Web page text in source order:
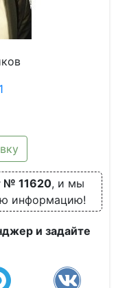
№ 11620, и мы
информацию!
и задайте